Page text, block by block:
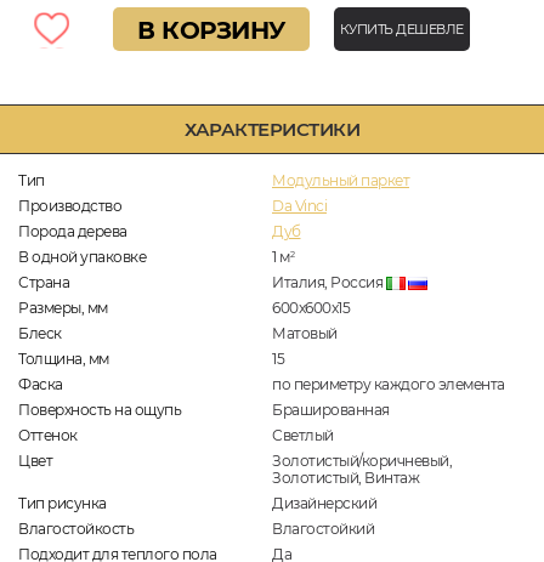
ХАРАКТЕРИСТИКИ
Тип
Модульный паркет
Производство
Da Vinci
Порода дерева
Дуб
В одной упаковке
1 м2
Страна
Италия, Россия
Размеры, мм
600x600x15
Блеск
Матовый
Толщина, мм
15
Фаска
по периметру каждого элемента
Поверхность на ощупь
Брашированная
Оттенок
Светлый
Цвет
Золотистый/коричневый,
Золотистый, Винтаж
Тип рисунка
Дизайнерский
Влагостойкость
Влагостойкий
Подходит для теплого пола
Да
В КОРЗИНУ КУПИТЬ ДЕШЕВЛЕ